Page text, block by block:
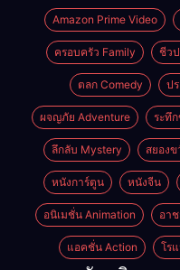
Amazon Prime Video
ครอบครัว Family ชีว
ตลก Comedy ป
ผจญภัย Adventure ระทึ
ลึกลับ Mystery สยอง
หนังการ์ตูน หนังจีน
อนิเมชั่น Animation อา
แอคชั่น Action โร